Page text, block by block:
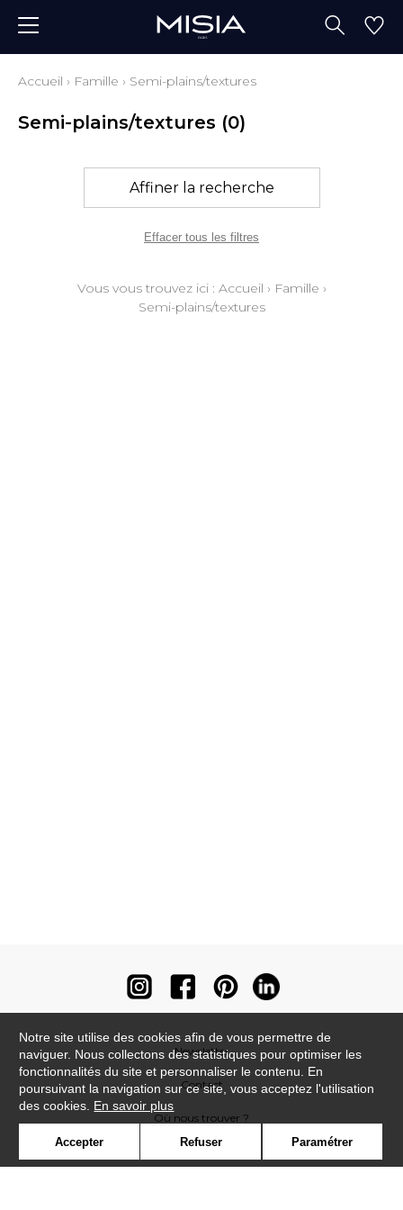
Accueil › Famille › Semi-plains/textures
Semi-plains/textures (0)
Affiner la recherche
Effacer tous les filtres
Vous vous trouvez ici : Accueil › Famille ›
Semi-plains/textures
Newsletter
Contact
Où nous trouver ?
Notre site utilise des cookies afin de vous permettre de
naviguer. Nous collectons des statistiques pour optimiser les
fonctionnalités du site et personnaliser le contenu. En
poursuivant la navigation sur ce site, vous acceptez l'utilisation
des cookies. En savoir plus
Accepter Refuser Paramétrer